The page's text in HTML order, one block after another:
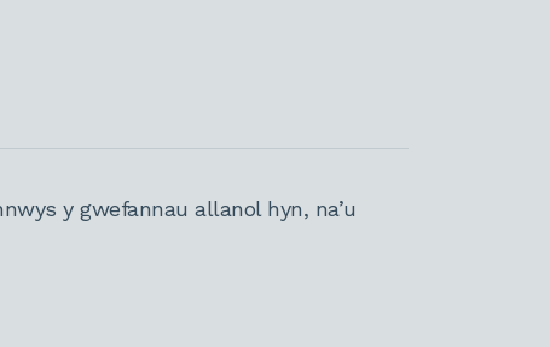
y gwefannau allanol hyn, na’u